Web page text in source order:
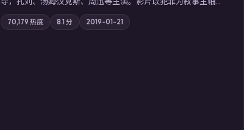
边境小镇的平静被一封匿名信彻底打破；摄影与配乐强化地域气
质；站内亦可通过「国产免费观看高清电视剧在线看」延展检索
70,179 热度 8.1 分 2019-01-21